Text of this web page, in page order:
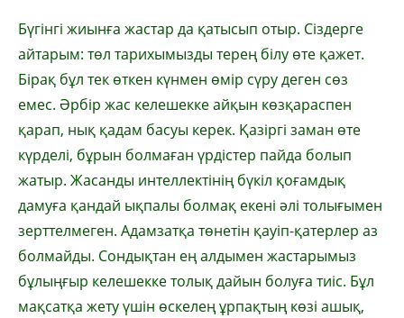
Бүгінгі жиынға жастар да қатысып отыр. Сіздерге
айтарым: төл тарихымызды терең білу өте қажет.
Бірақ бұл тек өткен күнмен өмір сүру деген сөз
емес. Әрбір жас келешекке айқын көзқараспен
қарап, нық қадам басуы керек. Қазіргі заман өте
күрделі, бұрын болмаған үрдістер пайда болып
жатыр. Жасанды интеллектінің бүкіл қоғамдық
дамуға қандай ықпалы болмақ екені әлі толығымен
зерттелмеген. Адамзатқа төнетін қауіп-қатерлер аз
болмайды. Сондықтан ең алдымен жастарымыз
бұлыңғыр келешекке толық дайын болуға тиіс. Бұл
мақсатқа жету үшін өскелең ұрпақтың көзі ашық,